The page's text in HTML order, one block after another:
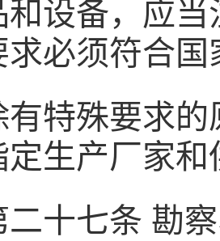
和设备，应
求必须符合
殊要求的
定生产厂家和
七条 勘察